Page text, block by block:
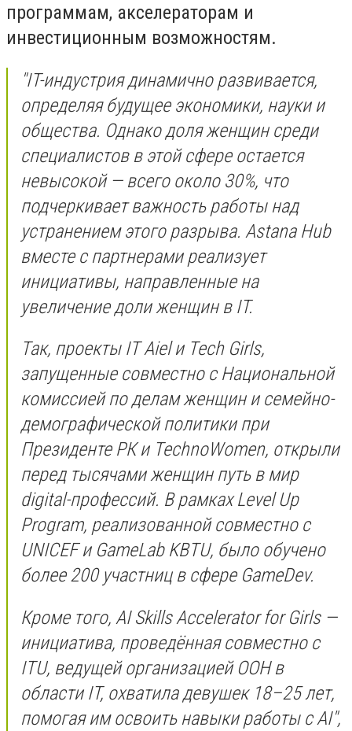
программам, акселераторам и
инвестиционным возможностям.
"IT-индустрия динамично развивается,
определяя будущее экономики, науки и
общества. Однако доля женщин среди
специалистов в этой сфере остается
невысокой — всего около 30%, что
подчеркивает важность работы над
устранением этого разрыва. Astana Hub
вместе с партнерами реализует
инициативы, направленные на
увеличение доли женщин в IT.
Так, проекты IT Aiel и Tech Girls,
запущенные совместно с Национальной
комиссией по делам женщин и семейно-
демографической политики при
Президенте РК и TechnoWomen, открыли
перед тысячами женщин путь в мир
digital-профессий. В рамках Level Up
Program, реализованной совместно с
UNICEF и GameLab KBTU, было обучено
более 200 участниц в сфере GameDev.
Кроме того, AI Skills Accelerator for Girls —
инициатива, проведённая совместно с
ITU, ведущей организацией ООН в
области IT, охватила девушек 18–25 лет,
помогая им освоить навыки работы с AI",